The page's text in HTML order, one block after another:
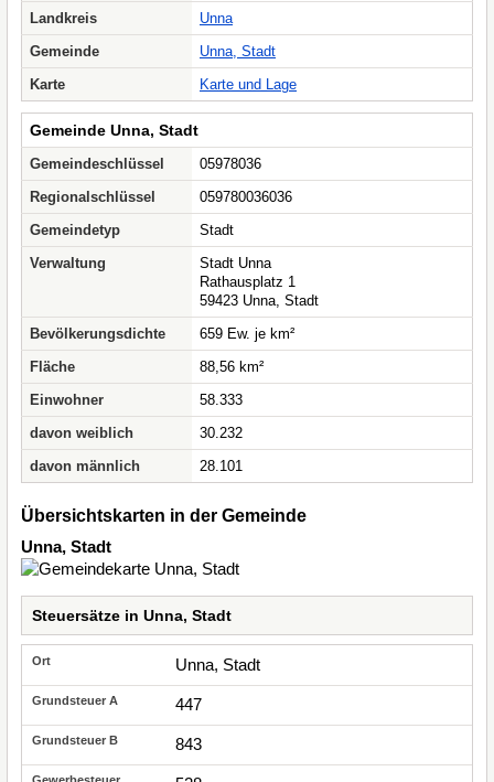
Landkreis
Unna
Gemeinde
Unna, Stadt
Karte
Karte und Lage
Gemeinde Unna, Stadt
Gemeindeschlüssel
05978036
Regionalschlüssel
059780036036
Gemeindetyp
Stadt
Verwaltung
Stadt Unna
Rathausplatz 1
59423 Unna, Stadt
Bevölkerungsdichte
659 Ew. je km²
Fläche
88,56 km²
Einwohner
58.333
davon weiblich
30.232
davon männlich
28.101
Übersichtskarten in der Gemeinde
Unna, Stadt
Steuersätze in Unna, Stadt
Unna, Stadt
447
843